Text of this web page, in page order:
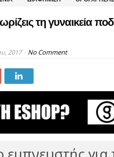
τη γυναικεία
2017 No Comment